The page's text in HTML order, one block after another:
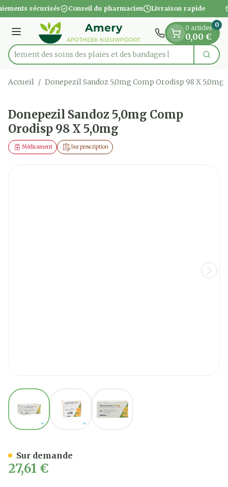
Aller au contenu
1 de 1
sécurisés Conseil du pharmacien Livraison rapide
Menu
Rechercherdes soins des plaies et des bandages
0 articles
0,00 €
0
Accueil / Donepezil Sandoz 5,0mg Comp Orodisp 98 X 5,0mg
Donepezil Sandoz 5,0mg Comp
Orodisp 98 X 5,0mg
Sur prescription
Médicament
View larger image
27,61 €
Sur demande